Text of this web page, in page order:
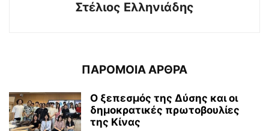
Στέλιος Ελληνιάδης
ΠΑΡΟΜΟΙΑ ΑΡΘΡΑ
Ο ξεπεσμός της Δύσης και οι
δημοκρατικές πρωτοβουλίες
της Κίνας